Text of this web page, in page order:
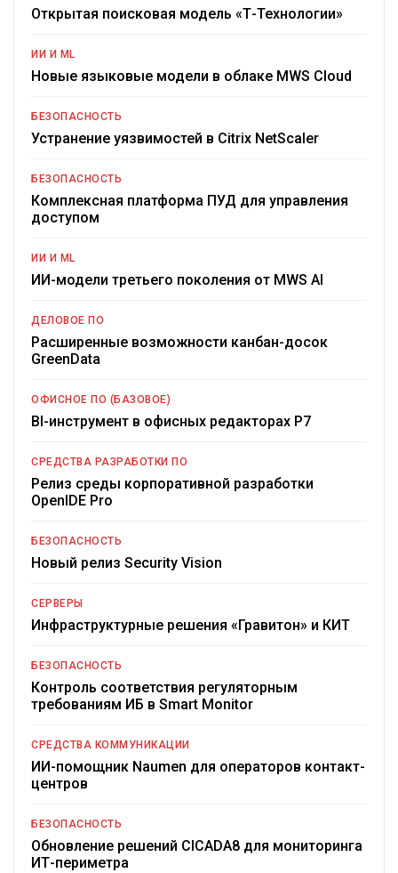
Открытая поисковая модель «Т-Технологии»
ИИ И ML
Новые языковые модели в облаке MWS Cloud
БЕЗОПАСНОСТЬ
Устранение уязвимостей в Citrix NetScaler
БЕЗОПАСНОСТЬ
Комплексная платформа ПУД для управления
доступом
ИИ И ML
ИИ-модели третьего поколения от MWS AI
ДЕЛОВОЕ ПО
Расширенные возможности канбан-досок
GreenData
ОФИСНОЕ ПО (БАЗОВОЕ)
BI-инструмент в офисных редакторах Р7
СРЕДСТВА РАЗРАБОТКИ ПО
Релиз среды корпоративной разработки
OpenIDE Pro
БЕЗОПАСНОСТЬ
Новый релиз Security Vision
СЕРВЕРЫ
Инфраструктурные решения «Гравитон» и КИТ
БЕЗОПАСНОСТЬ
Контроль соответствия регуляторным
требованиям ИБ в Smart Monitor
СРЕДСТВА КОММУНИКАЦИИ
ИИ-помощник Naumen для операторов контакт-
центров
БЕЗОПАСНОСТЬ
Обновление решений CICADA8 для мониторинга
ИТ-периметра